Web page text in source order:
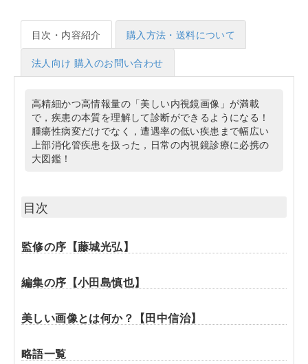
目次・内容紹介 購入方法・送料について
法人向け 購入のお問い合わせ
高精細かつ高情報量の「美しい内視鏡画像」が満載
で，疾患の本質を理解して診断ができるようになる！
腫瘍性病変だけでなく，遭遇率の低い疾患まで幅広い
上部消化管疾患を扱った，日常の内視鏡診療に必携の
大図鑑！
目次
監修の序【藤城光弘】
編集の序【小田島慎也】
美しい画像とは何か？【田中信治】
略語一覧